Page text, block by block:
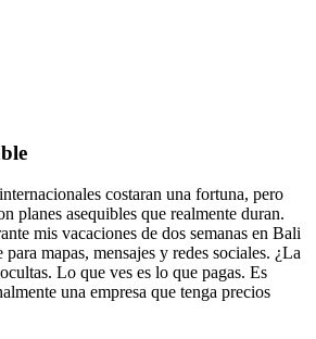
costaran una fortuna, pero
planes asequibles que realmente duran.
mis vacaciones de dos semanas en Bali
mapas, mensajes y redes sociales. ¿La
Lo que ves es lo que pagas. Es
una empresa que tenga precios